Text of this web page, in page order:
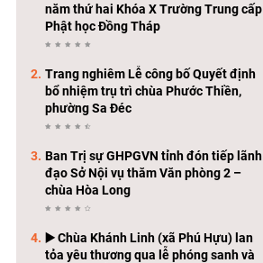
năm thứ hai Khóa X Trường Trung cấp
Phật học Đồng Tháp
Trang nghiêm Lễ công bố Quyết định
bổ nhiệm trụ trì chùa Phước Thiền,
phường Sa Đéc
Ban Trị sự GHPGVN tỉnh đón tiếp lãnh
đạo Sở Nội vụ thăm Văn phòng 2 –
chùa Hòa Long
▶️ Chùa Khánh Linh (xã Phú Hựu) lan
tỏa yêu thương qua lễ phóng sanh và